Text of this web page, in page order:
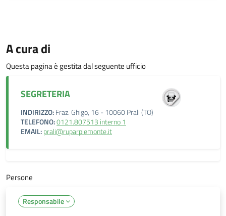
A cura di
Questa pagina è gestita dal seguente ufficio
SEGRETERIA
INDIRIZZO:Fraz. Ghigo, 16 - 10060 Prali (TO)
TELEFONO:0121.807513 interno 1
EMAIL:prali@ruparpiemonte.it
Persone
Responsabile